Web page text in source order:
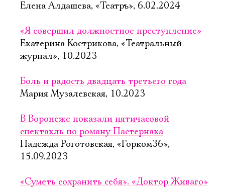
Елена Алдашева, «Театръ», 6.02.2024
«Я совершил должностное преступление»
Екатерина Кострикова, «Театральный
журнал», 10.2023
Боль и радость двадцать третьего года
Мария Музалевская, 10.2023
В Воронеже показали пятичасовой
спектакль по роману Пастернака
Надежда Роготовская, «Горком36»,
15.09.2023
«Суметь сохранить себя». «Доктор Живаго»